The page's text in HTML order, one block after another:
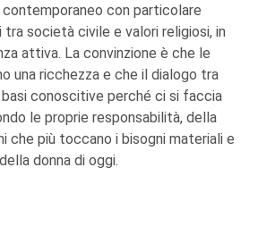
con particolare
società civile e valori religiosi, in
attiva. La convinzione è che le
una ricchezza e che il dialogo tra
conoscitive perché ci si faccia
le proprie responsabilità, della
che più toccano i bisogni materiali e
donna di oggi.